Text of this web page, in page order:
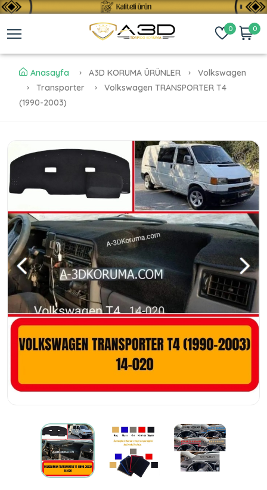
0 0
Anasayfa A3D KORUMA ÜRÜNLER
Volkswagen
Transporter
Volkswagen TRANSPORTER T4
(1990-2003)